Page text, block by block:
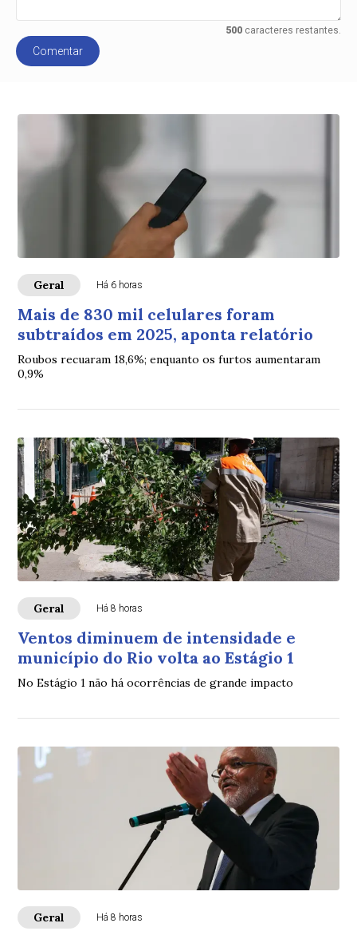
500caracteres restantes.
Comentar
Geral Há 6 horas
Mais de 830 mil celulares foram
subtraídos em 2025, aponta relatório
Roubos recuaram 18,6%; enquanto os furtos aumentaram
0,9%
Geral Há 8 horas
Ventos diminuem de intensidade e
município do Rio volta ao Estágio 1
No Estágio 1 não há ocorrências de grande impacto
Geral Há 8 horas